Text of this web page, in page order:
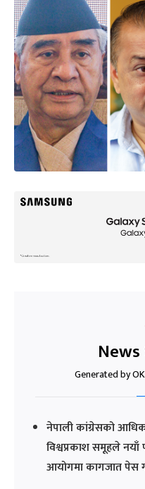
Generated by
नेपाली कांग्रेसको
विश्वप्रकाश समूहले नयाँ
आयोगमा कागजात पेस